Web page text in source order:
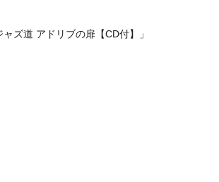
ズ道 アドリブの扉【CD付】」